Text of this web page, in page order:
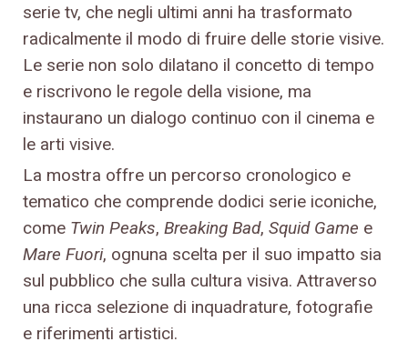
serie tv, che negli ultimi anni ha trasformato
radicalmente il modo di fruire delle storie visive.
Le serie non solo dilatano il concetto di tempo
e riscrivono le regole della visione, ma
instaurano un dialogo continuo con il cinema e
le arti visive.
La mostra offre un percorso cronologico e
tematico che comprende dodici serie iconiche,
come Twin Peaks, Breaking Bad, Squid Game e
Mare Fuori, ognuna scelta per il suo impatto sia
sul pubblico che sulla cultura visiva. Attraverso
una ricca selezione di inquadrature, fotografie
e riferimenti artistici.